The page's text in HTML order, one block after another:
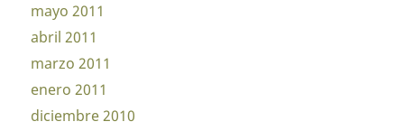
mayo 2011
abril 2011
marzo 2011
enero 2011
diciembre 2010